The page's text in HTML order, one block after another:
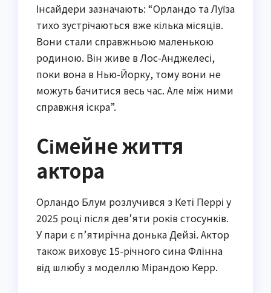
Інсайдери зазначають: “Орландо та Луїза
тихо зустрічаються вже кілька місяців.
Вони стали справжньою маленькою
родиною. Він живе в Лос-Анджелесі,
поки вона в Нью-Йорку, тому вони не
можуть бачитися весь час. Але між ними
справжня іскра”.
Сімейне життя
актора
Орландо Блум розлучився з Кеті Перрі у
2025 році після дев’яти років стосунків.
У пари є п’ятирічна донька Дейзі. Актор
також виховує 15-річного сина Флінна
від шлюбу з моделлю Мірандою Керр.